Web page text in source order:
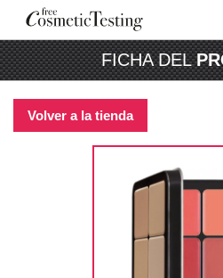
FICHA DEL
Volver a la tienda